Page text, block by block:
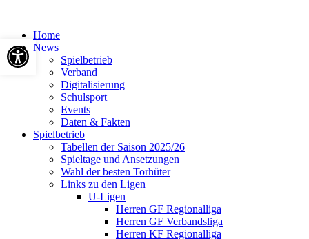
Home
News
Spielbetrieb
Verband
Digitalisierung
Schulsport
Events
Daten & Fakten
Spielbetrieb
Tabellen der Saison 2025/26
Spieltage und Ansetzungen
Wahl der besten Torhüter
Links zu den Ligen
U-Ligen
Herren GF Regionalliga
Herren GF Verbandsliga
Herren KF Regionalliga
Werkzeugleiste öffnen